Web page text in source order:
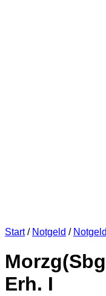
Start / Notgeld /
Erh. I